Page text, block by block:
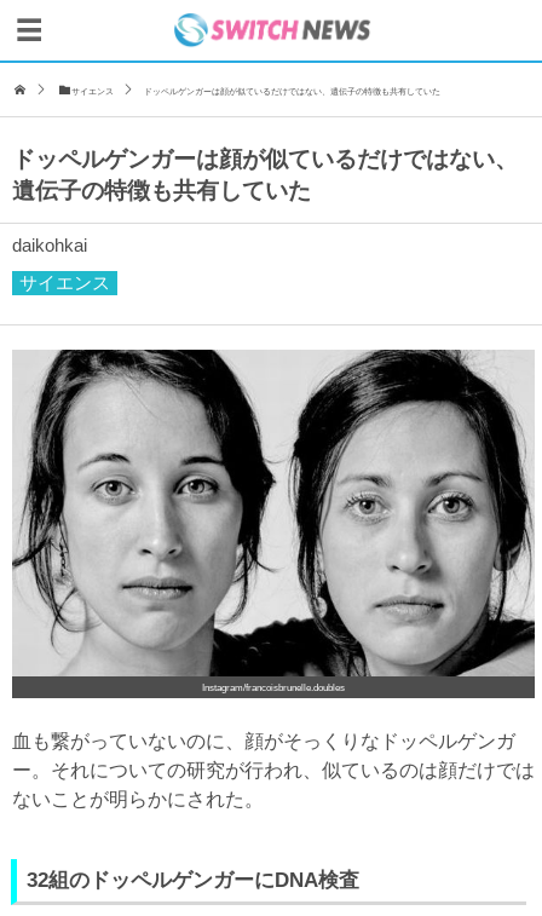
サイエンス ドッペルゲンガーは顔が似ているだけではない、遺伝子の特徴も共有していた
ドッペルゲンガーは顔が似ているだけではない、
遺伝子の特徴も共有していた
daikohkai
サイエンス
Instagram/francoisbrunelle.doubles
血も繋がっていないのに、顔がそっくりなドッペルゲンガ
ー。それについての研究が行われ、似ているのは顔だけでは
ないことが明らかにされた。
32組のドッペルゲンガーにDNA検査